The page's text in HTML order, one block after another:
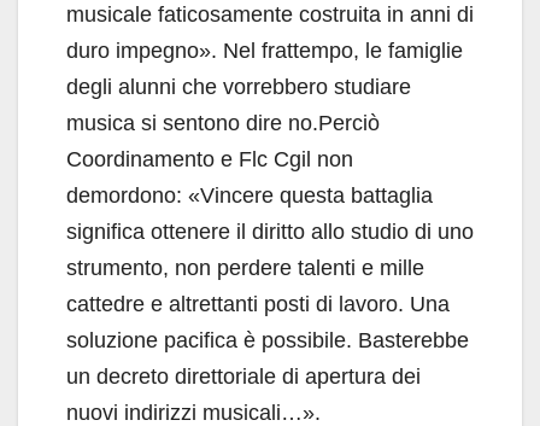
musicale faticosamente costruita in anni di
duro impegno». Nel frattempo, le famiglie
degli alunni che vorrebbero studiare
musica si sentono dire no.Perciò
Coordinamento e Flc Cgil non
demordono: «Vincere questa battaglia
significa ottenere il diritto allo studio di uno
strumento, non perdere talenti e mille
cattedre e altrettanti posti di lavoro. Una
soluzione pacifica è possibile. Basterebbe
un decreto direttoriale di apertura dei
nuovi indirizzi musicali…».